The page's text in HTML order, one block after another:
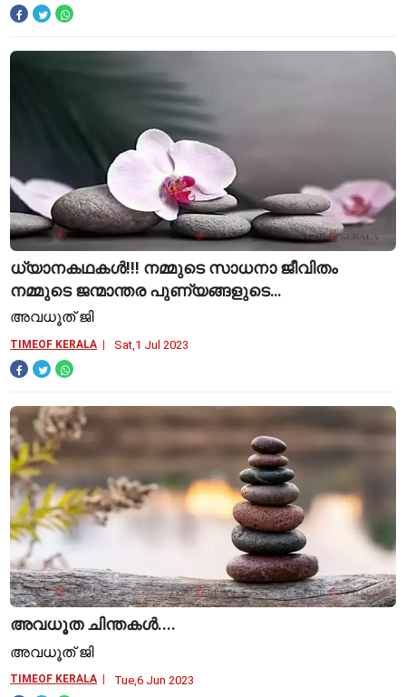
ധ്യാനകഥകൾ!!! നമ്മുടെ സാധനാ ജീവിതം
നമ്മുടെ ജന്മാന്തര പുണ്യങ്ങളുടെ
ആകതുകയാണ്
അവധൂത് ജി
TIMEOF KERALA Sat,1 Jul 2023
അവധൂത ചിന്തകള്‍....
അവധൂത് ജി
TIMEOF KERALA Tue,6 Jun 2023